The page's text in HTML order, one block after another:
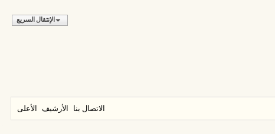
الإنتقال السريع
الاتصال بنا الأرشيف الأعلى